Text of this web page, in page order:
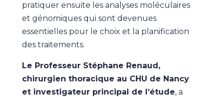
pratiquer ensuite les analyses moléculaires
et génomiques qui sont devenues
essentielles pour le choix et la planification
des traitements.
Le Professeur Stéphane Renaud,
chirurgien thoracique au CHU de Nancy
et investigateur principal de l’étude, a